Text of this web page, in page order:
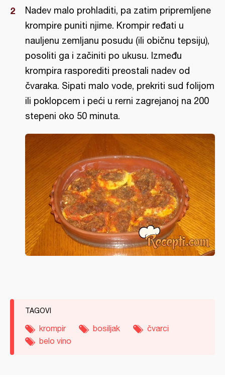
Nadev malo prohladiti, pa zatim pripremljene
krompire puniti njime. Krompir ređati u
nauljenu zemljanu posudu (ili običnu tepsiju),
posoliti ga i začiniti po ukusu. Između
krompira rasporediti preostali nadev od
čvaraka. Sipati malo vode, prekriti sud folijom
ili poklopcem i peći u rerni zagrejanoj na 200
stepeni oko 50 minuta.
TAGOVI
krompir bosiljak
čvarci
belo vino